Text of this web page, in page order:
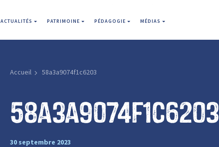
ACTUALITÉS PATRIMOINE PÉDAGOGIE MÉDIAS
Accueil 58a3a9074f1c6203
58a3a9074f1c6203
30 septembre 2023